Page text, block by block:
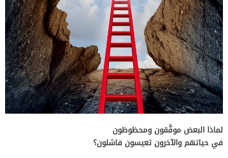
لماذا البعض موفَّقون ومحظوظون
في حياتهم والآخرون تعيسون فاشلون؟